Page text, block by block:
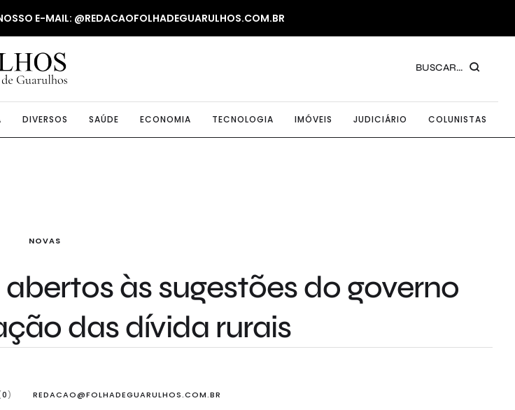
E-MAIL: @REDACAOFOLHADEGUARULHOS.COM.BR
BUSCAR...
DIVERSOS SAÚDE ECONOMIA TECNOLOGIA IMÓVEIS JUDICIÁRIO COLUNISTAS
NOVAS
às sugestões do governo
das dívida rurais
0) REDACAO@FOLHADEGUARULHOS.COM.BR